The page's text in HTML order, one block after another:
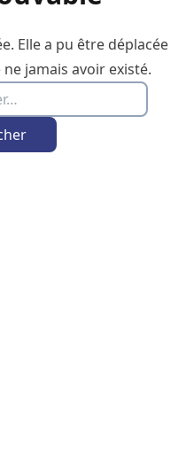
Elle a pu être déplacée
jamais avoir existé.